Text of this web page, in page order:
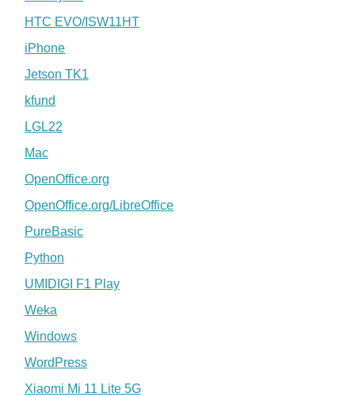
HTC EVO/ISW11HT
iPhone
Jetson TK1
kfund
LGL22
Mac
OpenOffice.org
OpenOffice.org/LibreOffice
PureBasic
Python
UMIDIGI F1 Play
Weka
Windows
WordPress
Xiaomi Mi 11 Lite 5G